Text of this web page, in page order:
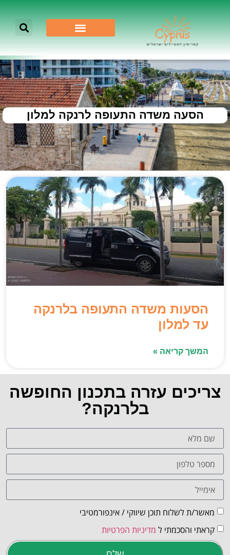
הסעה משדה התעופה לרנקה למלון
הסעות משדה התעופה בלרנקה
עד למלון
המשך קריאה »
צריכים עזרה בתכנון החופשה
בלרנקה?
מאשר/ת לשלוח תוכן שיווקי / אינפורמטיבי
קראתי והסכמתי ל מדיניות הפרטיות